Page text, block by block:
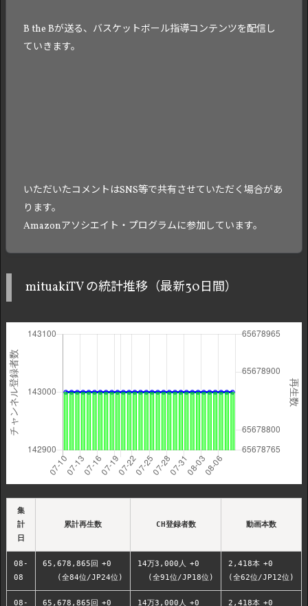
B the Bが送る、バスケットボール指導コンテンツを配信し
ていきます。
いただいたコメントはSNS等で共有させていただく場合があ
ります。
Amazonアソシエイト・プログラムに参加しています。
mituakiTV の統計推移（最新30日間）
集
計
日
累計再生数 CH登録者数 動画本数
08-
08
65,678,865回 +0
(全84位/JP24位)
14万3,000人 +0
(全91位/JP18位)
2,418本 +0
(全62位/JP12位)
08- 65,678,865回 +0 14万3,000人 +0 2,418本 +0